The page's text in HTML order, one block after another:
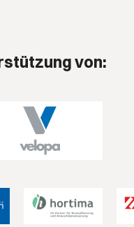
von: